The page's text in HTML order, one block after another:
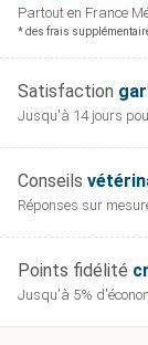
oxydatif et
ATTENTION
Partout en France
* des frais
Satisfaction
Jusqu'à 14 jours
Conseils
Réponses sur
Points fidélité
Jusqu'à 5%